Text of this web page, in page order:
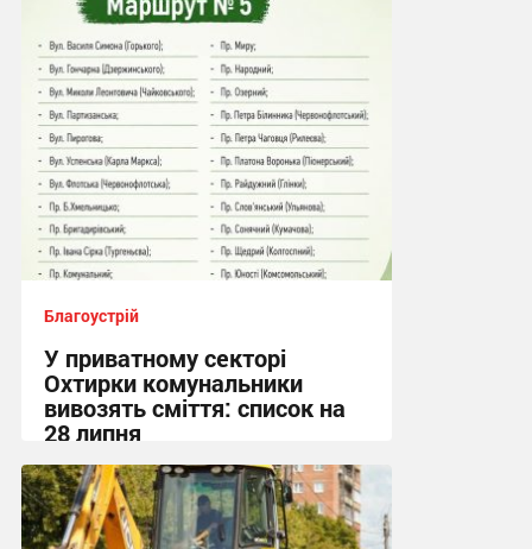
21:08, 2.08.2026
Благоустрій
У приватному секторі
Охтирки комунальники
вивозять сміття: список на
28 липня
19:55, 27.07.2026